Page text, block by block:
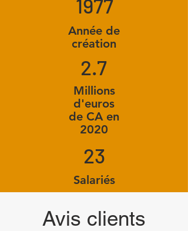
1977
Année de
création
2.7
Millions
d'euros
de CA en
2020
23
Salariés
Avis clients